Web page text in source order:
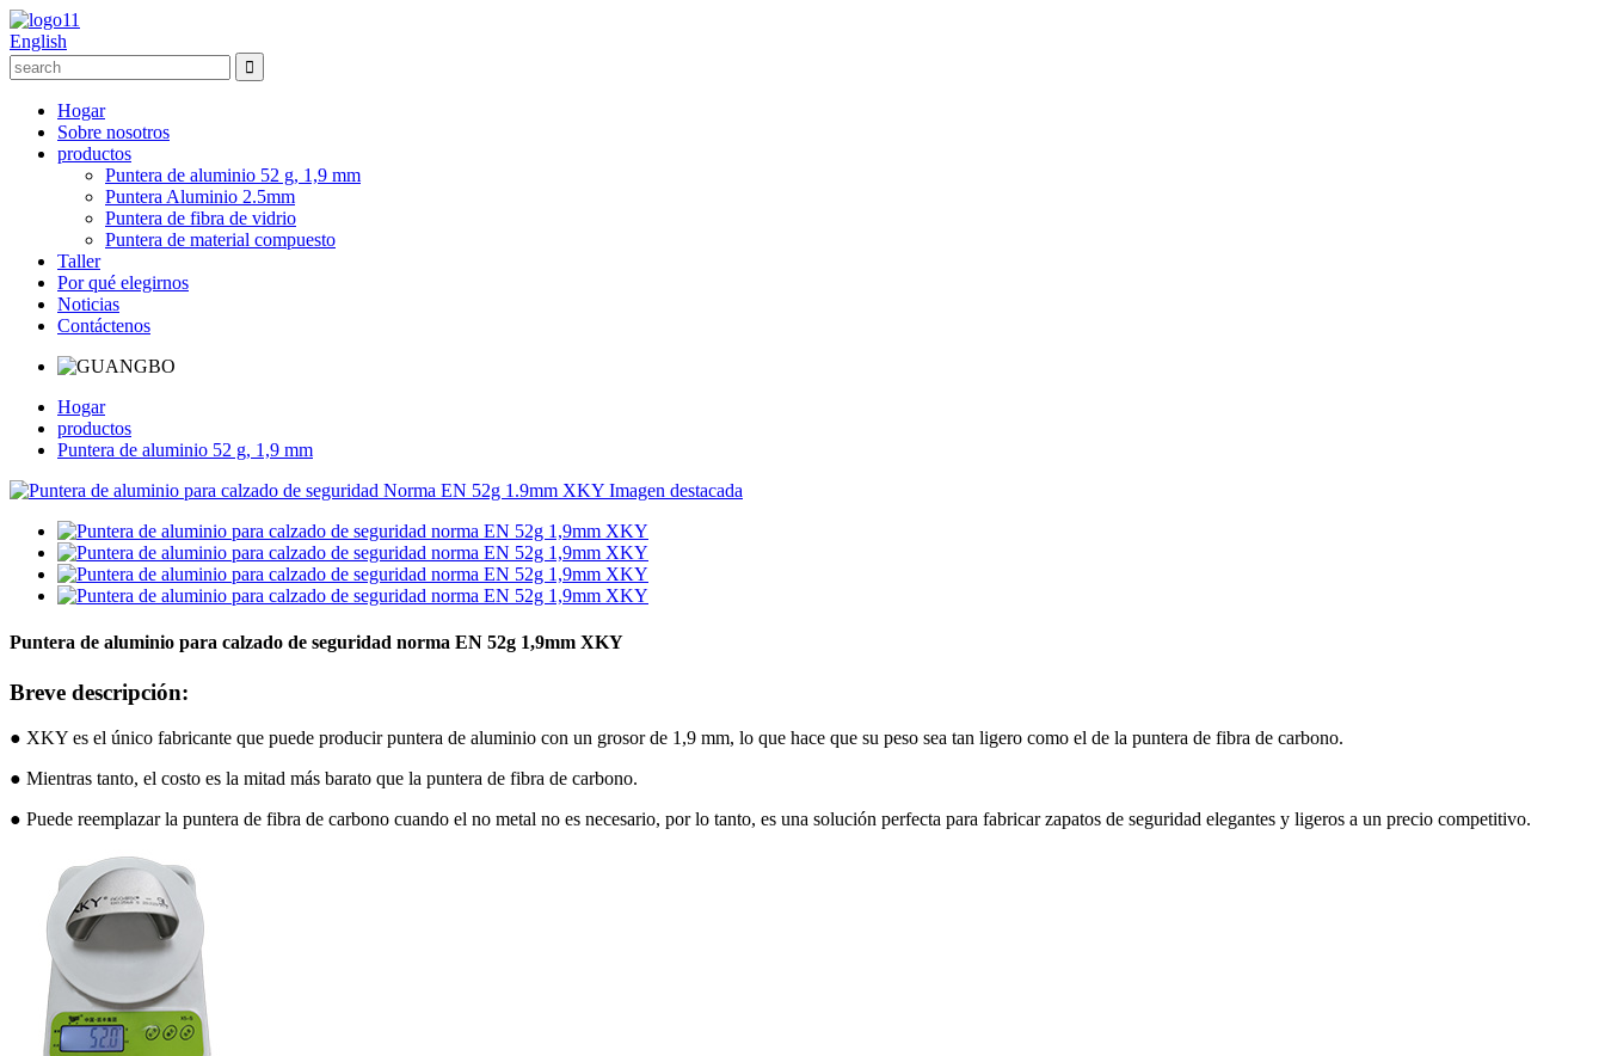
English
Hogar
Sobre nosotros
productos
Puntera de aluminio 52 g, 1,9 mm
Puntera Aluminio 2.5mm
Puntera de fibra de vidrio
Puntera de material compuesto
Taller
Por qué elegirnos
Noticias
Contáctenos
Hogar
productos
Puntera de aluminio 52 g, 1,9 mm
Puntera de aluminio para calzado de seguridad norma EN 52g 1,9mm XKY
Breve descripción:
● XKY es el único fabricante que puede producir puntera de aluminio con un grosor de 1,9 mm, lo que hace que su peso sea tan ligero como el de la puntera de fibra de carbono.
● Mientras tanto, el costo es la mitad más barato que la puntera de fibra de carbono.
● Puede reemplazar la puntera de fibra de carbono cuando el no metal no es necesario, por lo tanto, es una solución perfecta para fabricar zapatos de seguridad elegantes y ligeros a un precio competitivo.